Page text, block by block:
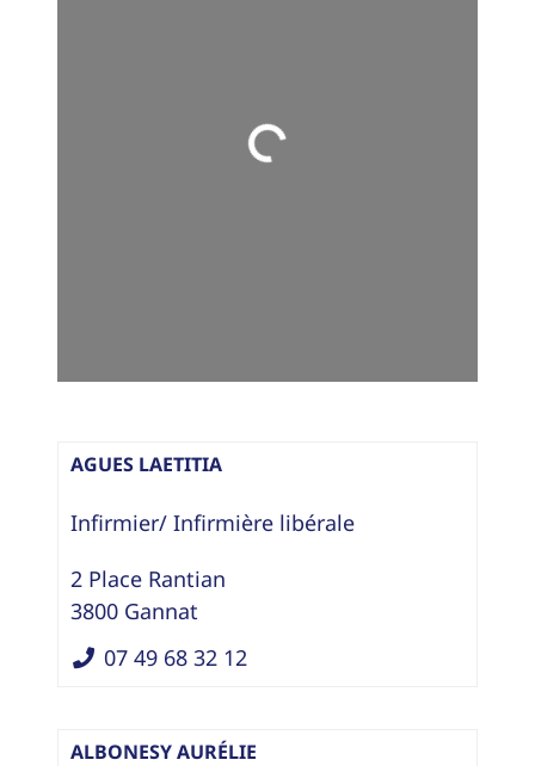
Loading...
AGUES LAETITIA
Infirmier/ Infirmière libérale
2 Place Rantian
3800 Gannat
07 49 68 32 12
ALBONESY AURÉLIE